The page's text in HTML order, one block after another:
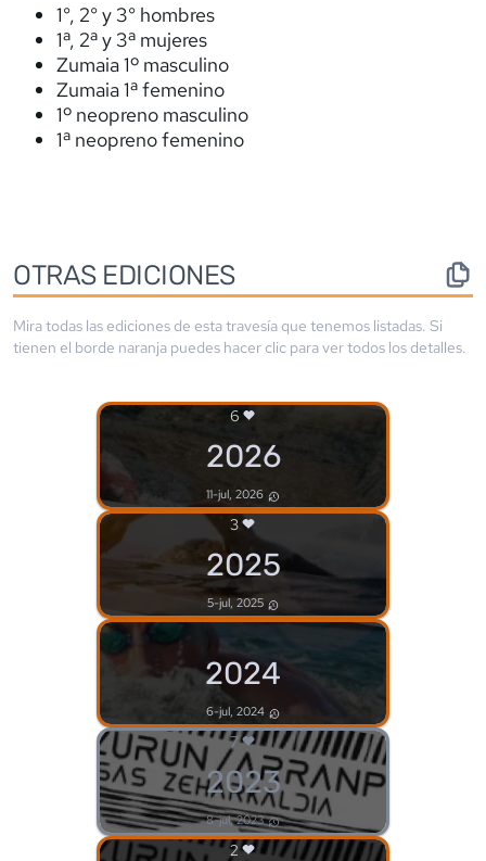
1°, 2° y 3° hombres
1ª, 2ª y 3ª mujeres
Zumaia 1º masculino
Zumaia 1ª femenino
1º neopreno masculino
1ª neopreno femenino
OTRAS EDICIONES
Mira todas las ediciones de esta travesía que tenemos listadas. Si
tienen el borde naranja puedes hacer clic para ver todos los detalles.
6
2026
11-jul, 2026
3
2025
5-jul, 2025
2024
6-jul, 2024
7
2023
8-jul, 2023
2